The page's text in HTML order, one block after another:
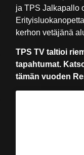
ja TPS Jalkapallo
kerhon vetäjänä
TPS TV taltioi
tapahtumat.
tämän vuoden